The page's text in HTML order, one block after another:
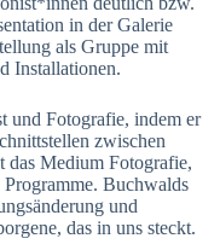
in der Galerie
als Gruppe mit
Installationen.
und Fotografie, indem er
zwischen
das Medium Fotografie,
Buchwalds
und
das in uns steckt.